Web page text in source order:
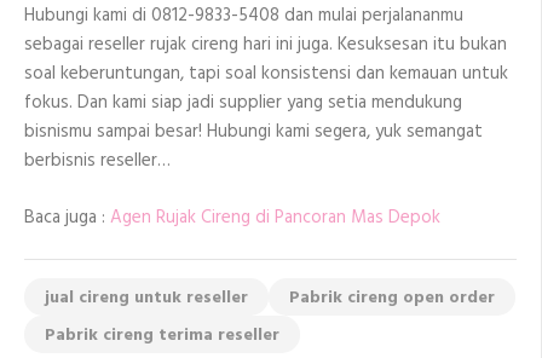
Hubungi kami di 0812-9833-5408 dan mulai perjalananmu
sebagai reseller rujak cireng hari ini juga. Kesuksesan itu bukan
soal keberuntungan, tapi soal konsistensi dan kemauan untuk
fokus. Dan kami siap jadi supplier yang setia mendukung
bisnismu sampai besar! Hubungi kami segera, yuk semangat
berbisnis reseller…
Baca juga : Agen Rujak Cireng di Pancoran Mas Depok
jual cireng untuk reseller
Pabrik cireng open order
Pabrik cireng terima reseller